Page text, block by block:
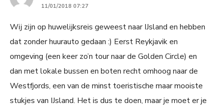
11/01/2018 07:27
Wij zijn op huwelijksreis geweest naar IJsland en hebben
dat zonder huurauto gedaan :) Eerst Reykjavik en
omgeving (een keer zo’n tour naar de Golden Circle) en
dan met lokale bussen en boten recht omhoog naar de
Westfjords, een van de minst toeristische maar mooiste
stukjes van IJsland. Het is dus te doen, maar je moet er je